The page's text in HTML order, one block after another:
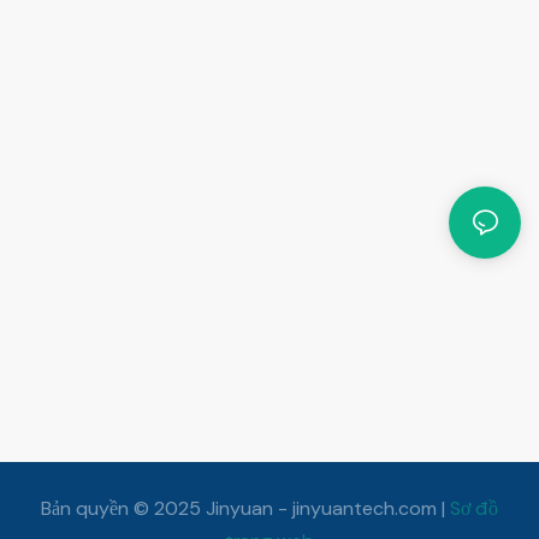
Bản quyền © 2025 Jinyuan - jinyuantech.com | Sơ đồ